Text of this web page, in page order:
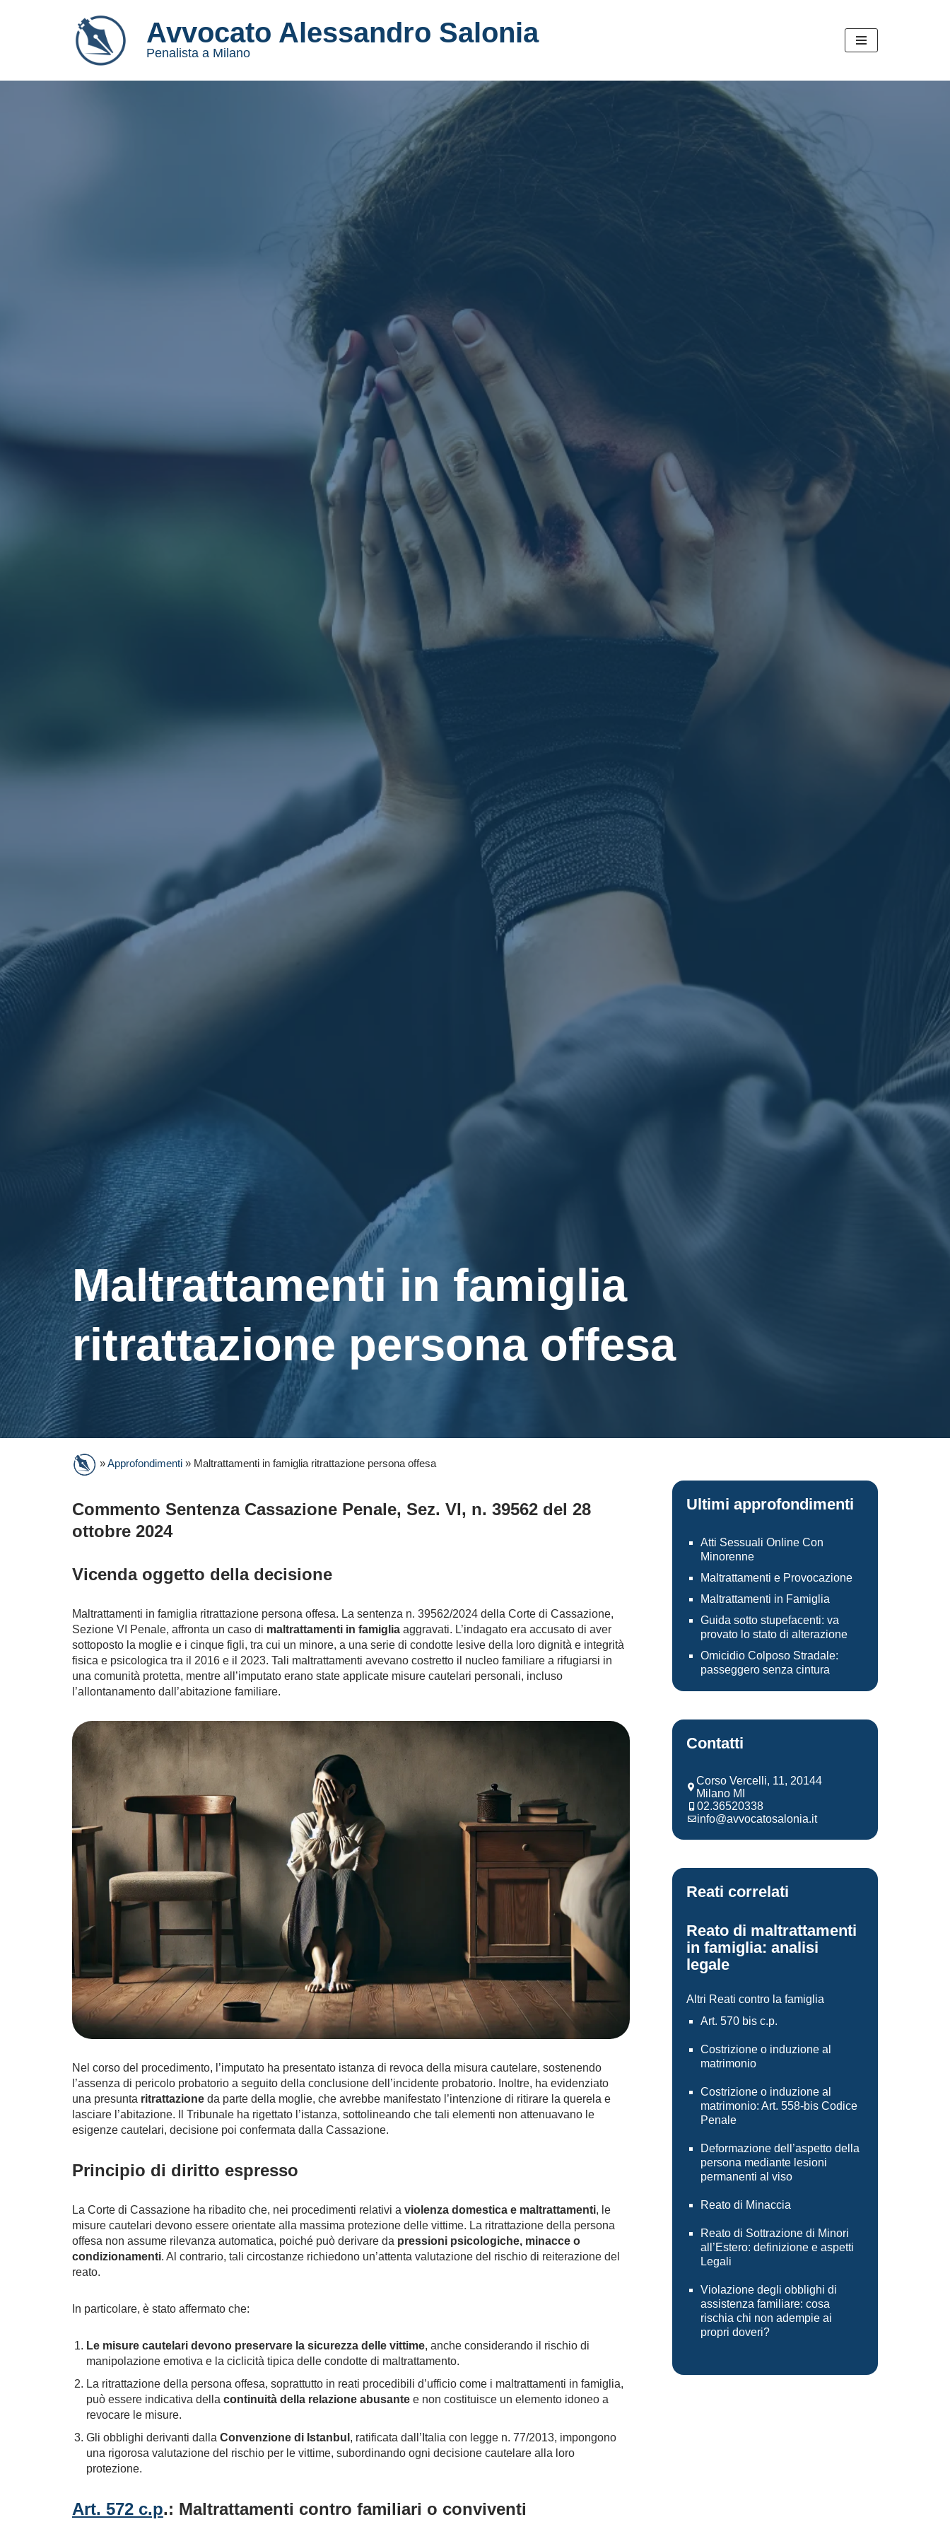
Avvocato Alessandro Salonia
Penalista a Milano
Maltrattamenti in famiglia
ritrattazione persona offesa
»Approfondimenti » Maltrattamenti in famiglia ritrattazione persona offesa
Commento Sentenza Cassazione Penale, Sez. VI, n. 39562 del 28
ottobre 2024
Vicenda oggetto della decisione
Maltrattamenti in famiglia ritrattazione persona offesa. La sentenza n. 39562/2024 della Corte di Cassazione,
Sezione VI Penale, affronta un caso di maltrattamenti in famiglia aggravati. L’indagato era accusato di aver
sottoposto la moglie e i cinque figli, tra cui un minore, a una serie di condotte lesive della loro dignità e integrità
fisica e psicologica tra il 2016 e il 2023. Tali maltrattamenti avevano costretto il nucleo familiare a rifugiarsi in
una comunità protetta, mentre all’imputato erano state applicate misure cautelari personali, incluso
l’allontanamento dall’abitazione familiare.
Nel corso del procedimento, l’imputato ha presentato istanza di revoca della misura cautelare, sostenendo
l’assenza di pericolo probatorio a seguito della conclusione dell’incidente probatorio. Inoltre, ha evidenziato
una presunta ritrattazione da parte della moglie, che avrebbe manifestato l’intenzione di ritirare la querela e
lasciare l’abitazione. Il Tribunale ha rigettato l’istanza, sottolineando che tali elementi non attenuavano le
esigenze cautelari, decisione poi confermata dalla Cassazione.
Principio di diritto espresso
La Corte di Cassazione ha ribadito che, nei procedimenti relativi a violenza domestica e maltrattamenti, le
misure cautelari devono essere orientate alla massima protezione delle vittime. La ritrattazione della persona
offesa non assume rilevanza automatica, poiché può derivare da pressioni psicologiche, minacce o
condizionamenti. Al contrario, tali circostanze richiedono un’attenta valutazione del rischio di reiterazione del
reato.
In particolare, è stato affermato che:
Le misure cautelari devono preservare la sicurezza delle vittime, anche considerando il rischio di
manipolazione emotiva e la ciclicità tipica delle condotte di maltrattamento.
La ritrattazione della persona offesa, soprattutto in reati procedibili d’ufficio come i maltrattamenti in famiglia,
può essere indicativa della continuità della relazione abusante e non costituisce un elemento idoneo a
revocare le misure.
Gli obblighi derivanti dalla Convenzione di Istanbul , ratificata dall’Italia con legge n. 77/2013, impongono
una rigorosa valutazione del rischio per le vittime, subordinando ogni decisione cautelare alla loro
protezione.
Art. 572 c.p.: Maltrattamenti contro familiari o conviventi
Ultimi approfondimenti
Atti Sessuali Online Con
Minorenne
Maltrattamenti e Provocazione
Maltrattamenti in Famiglia
Guida sotto stupefacenti: va
provato lo stato di alterazione
Omicidio Colposo Stradale:
passeggero senza cintura
Contatti
Corso Vercelli, 11, 20144
Milano MI
02.36520338
info@avvocatosalonia.it
Reati correlati
Reato di maltrattamenti
in famiglia: analisi
legale
Altri Reati contro la famiglia
Art. 570 bis c.p.
Costrizione o induzione al
matrimonio
Costrizione o induzione al
matrimonio: Art. 558-bis Codice
Penale
Deformazione dell’aspetto della
persona mediante lesioni
permanenti al viso
Reato di Minaccia
Reato di Sottrazione di Minori
all’Estero: definizione e aspetti
Legali
Violazione degli obblighi di
assistenza familiare: cosa
rischia chi non adempie ai
propri doveri?